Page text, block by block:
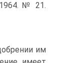
№ 21.
им